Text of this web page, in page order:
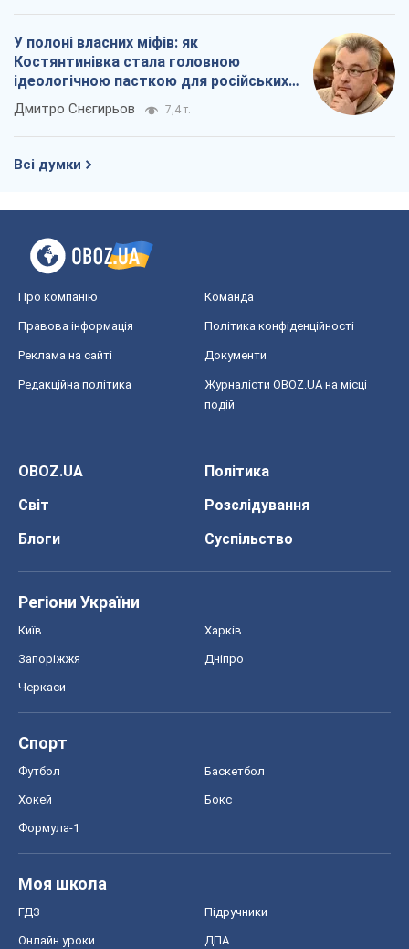
У полоні власних міфів: як
Костянтинівка стала головною
ідеологічною пасткою для російських
окупантів
Дмитро Снєгирьов 7,4 т.
Всі думки
Про компанію Команда
Правова інформація Політика конфіденційності
Реклама на сайті Документи
Редакційна політика
Журналісти OBOZ.UA на місці
подій
OBOZ.UA
Політика
Світ
Розслідування
Блоги
Суспільство
Регіони України
Київ Харків
Запоріжжя Дніпро
Черкаси
Спорт
Футбол Баскетбол
Хокей Бокс
Формула-1
Моя школа
ГДЗ Підручники
Онлайн уроки ДПА